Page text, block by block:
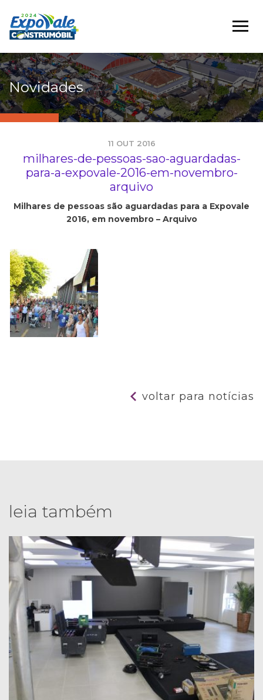
Novidades
11 OUT 2016
milhares-de-pessoas-sao-aguardadas-
para-a-expovale-2016-em-novembro-
arquivo
Milhares de pessoas são aguardadas para a Expovale
2016, em novembro – Arquivo
voltar para notícias
leia também